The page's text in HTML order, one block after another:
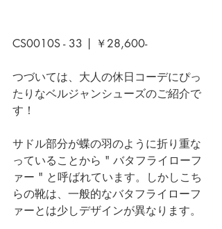
CS0010S - 33 | ￥28,600-
つづいては、大人の休日コーデにぴっ
たりなベルジャンシューズのご紹介で
す！
サドル部分が蝶の羽のように折り重な
っていることから " バタフライローフ
ァー " と呼ばれています。しかしこち
らの靴は、一般的なバタフライローフ
ァーとは少しデザインが異なります。